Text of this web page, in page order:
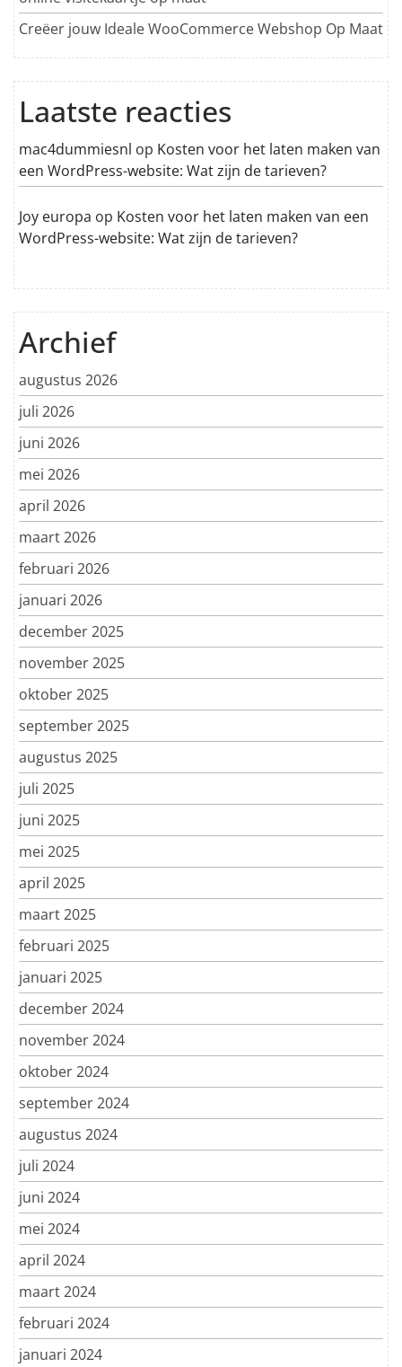
Creëer jouw Ideale WooCommerce Webshop Op Maat
Laatste reacties
mac4dummiesnl op Kosten voor het laten maken van
een WordPress-website: Wat zijn de tarieven?
Joy europa op Kosten voor het laten maken van een
WordPress-website: Wat zijn de tarieven?
Archief
augustus 2026
juli 2026
juni 2026
mei 2026
april 2026
maart 2026
februari 2026
januari 2026
december 2025
november 2025
oktober 2025
september 2025
augustus 2025
juli 2025
juni 2025
mei 2025
april 2025
maart 2025
februari 2025
januari 2025
december 2024
november 2024
oktober 2024
september 2024
augustus 2024
juli 2024
juni 2024
mei 2024
april 2024
maart 2024
februari 2024
januari 2024